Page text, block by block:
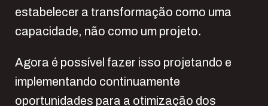
estabelecer a transformação como uma
capacidade, não como um projeto.
Agora é possível fazer isso projetando e
implementando continuamente
oportunidades para a otimização dos